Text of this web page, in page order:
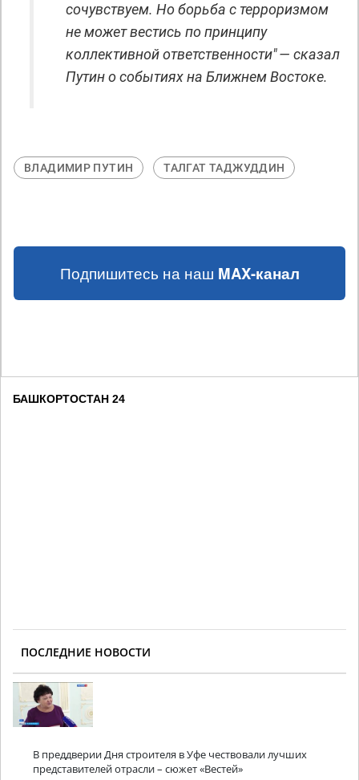
сочувствуем. Но борьба с терроризмом
не может вестись по принципу
коллективной ответственности" — сказал
Путин о событиях на Ближнем Востоке.
ВЛАДИМИР ПУТИН ТАЛГАТ ТАДЖУДДИН
Подпишитесь на наш MAX-канал
БАШКОРТОСТАН 24
ПОСЛЕДНИЕ НОВОСТИ
В преддверии Дня строителя в Уфе чествовали лучших
представителей отрасли – сюжет «Вестей»